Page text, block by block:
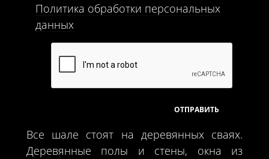
Политика обработки персональных
данных
Все шале стоят на деревянных сваях.
Деревянные полы и стены, окна из